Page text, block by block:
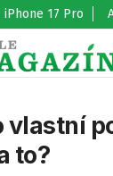
iPhone 17 Pro
vlastní
to?